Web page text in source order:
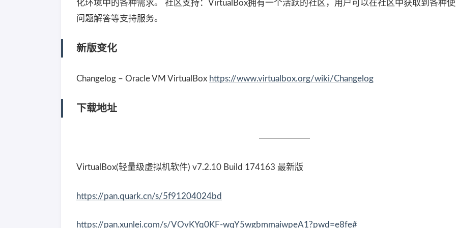
化环境中的各种需求。 社区支持：VirtualBox拥有一个活跃的社区，用户可以在社区中获取到各种使
问题解答等支持服务。
新版变化
Changelog – Oracle VM VirtualBox https://www.virtualbox.org/wiki/Changelog
下载地址
VirtualBox(轻量级虚拟机软件) v7.2.10 Build 174163 最新版
https://pan.quark.cn/s/5f91204024bd
https://pan.xunlei.com/s/VOvKYq0KF-wqY5wgbmmaiwpeA1?pwd=e8fe#